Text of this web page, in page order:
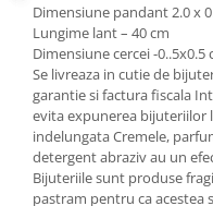
Dimensiune pandant 2.0 x
Lungime lant – 40 cm
Dimensiune cercei -0..5x0.5
Se livreaza in cutie de
garantie si factura fiscala
evita expunerea bijuteriilor
indelungata Cremele,
detergent abraziv au un
Bijuteriile sunt produse
pastram pentru ca acestea